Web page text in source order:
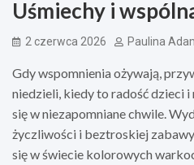
Uśmiechy i
2 czerwca 2026 Paulina
Gdy wspomnienia ożywają,
niedzieli, kiedy to radość dzieci
się w niezapomniane chwile.
życzliwości i beztroskiej
się w świecie kolorowych